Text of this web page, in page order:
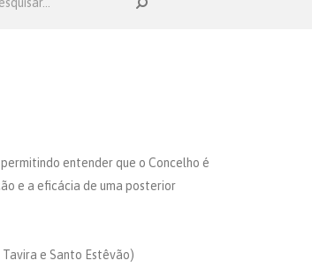
entender que o Concelho é
e a eficácia de uma posterior
Tavira e Santo Estêvão)